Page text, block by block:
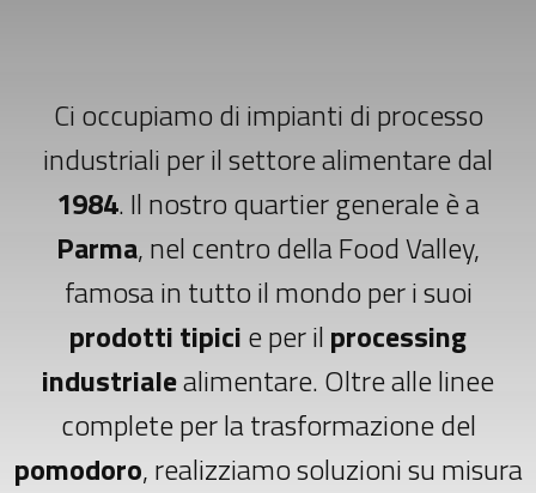
Ci occupiamo di impianti di processo
industriali per il settore alimentare dal
1984. Il nostro quartier generale è a
Parma, nel centro della Food Valley,
famosa in tutto il mondo per i suoi
prodotti tipicie per ilprocessing
industrialealimentare. Oltre alle linee
complete per la trasformazione del
pomodoro, realizziamo soluzioni su misura